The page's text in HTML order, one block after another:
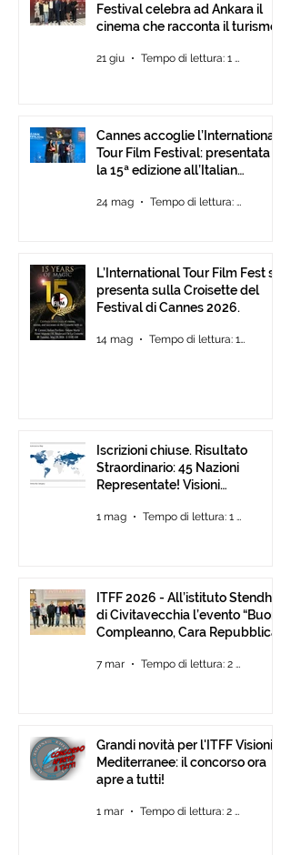
Festival celebra ad Ankara il
cinema che racconta il turismo.
21 giu Tempo di lettura: 1 min
Cannes accoglie l’International
Tour Film Festival: presentata
la 15ª edizione all’Italian
24 mag Tempo di lettura: 2 min
L’International Tour Film Fest si
presenta sulla Croisette del
Festival di Cannes 2026.
14 mag Tempo di lettura: 1 min
Iscrizioni chiuse. Risultato
Straordinario: 45 Nazioni
Representate! Visioni
Fino al 30 Giugno
1 mag Tempo di lettura: 1 min
ITFF 2026 - All’istituto Stendhal
di Civitavecchia l’evento “Buon
Compleanno, Cara Repubblica”
7 mar Tempo di lettura: 2 min
Grandi novità per l'ITFF Visioni
Mediterranee: il concorso ora
apre a tutti!
1 mar Tempo di lettura: 2 min